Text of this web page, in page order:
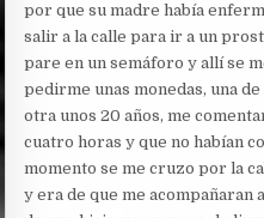
por que su madre había
salir a la calle para ir a un
pare en un semáforo y allí se
pedirme unas monedas, una
otra unos 20 años, me
cuatro horas y que no habían
momento se me cruzo por la
y era de que me acompañaran